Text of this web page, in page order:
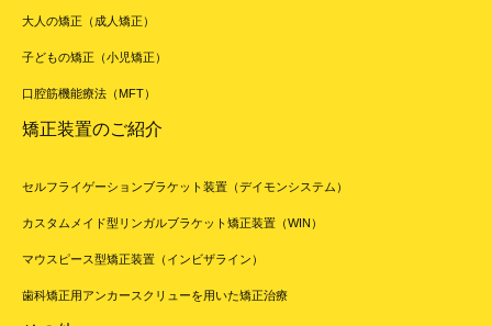
大人の矯正（成人矯正）
子どもの矯正（小児矯正）
口腔筋機能療法（MFT）
矯正装置のご紹介
セルフライゲーションブラケット装置（デイモンシステム）
カスタムメイド型リンガルブラケット矯正装置（WIN）
マウスピース型矯正装置（インビザライン）
歯科矯正用アンカースクリューを用いた矯正治療